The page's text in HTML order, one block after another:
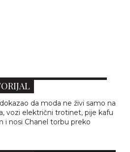
da moda ne živi samo na
vozi električni trotinet, pije kafu
i nosi Chanel torbu preko